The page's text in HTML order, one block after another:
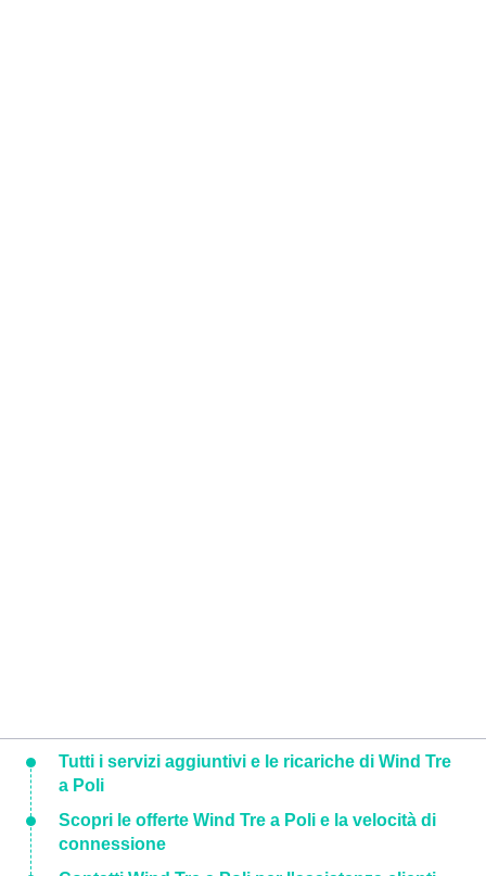
Tutti i servizi aggiuntivi e le ricariche di Wind Tre
a Poli
Scopri le offerte Wind Tre a Poli e la velocità di
connessione